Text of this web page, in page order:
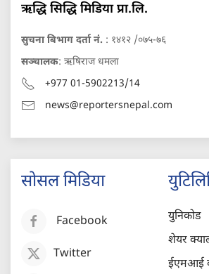
ऋद्धि सिद्धि मिडिया प्रा.लि.
सुचना बिभाग दर्ता नं. : १४१२ /०७५-७६
सञ्चालक: ऋषिराज धमला
+977 01-5902213/14
news@reportersnepal.com
सोसल मिडिया
Facebook
Twitter
युनिकोड
शेयर
ईएमआई